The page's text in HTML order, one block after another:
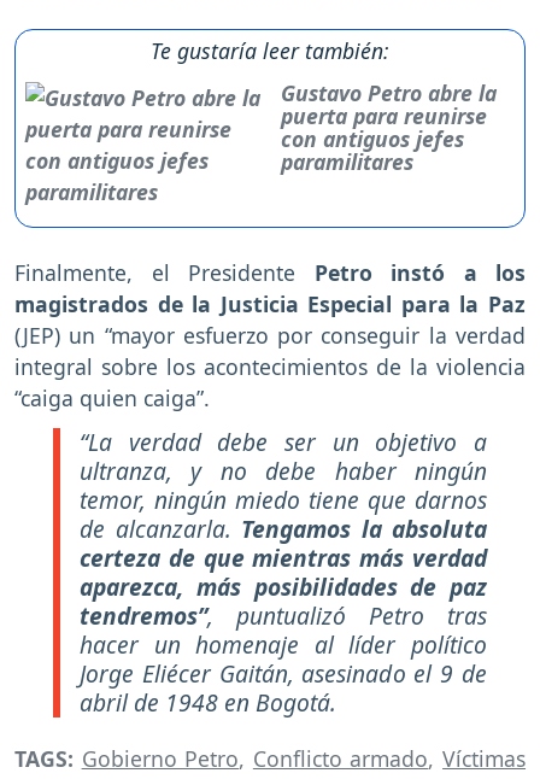
Te gustaría leer también:
Gustavo Petro abre la
puerta para reunirse
con antiguos jefes
paramilitares
Finalmente, el Presidente Petro instó a los
magistrados de la Justicia Especial para la Paz
(JEP) un “mayor esfuerzo por conseguir la verdad
integral sobre los acontecimientos de la violencia
“caiga quien caiga”.
“La verdad debe ser un objetivo a
ultranza, y no debe haber ningún
temor, ningún miedo tiene que darnos
de alcanzarla. Tengamos la absoluta
certeza de que mientras más verdad
aparezca, más posibilidades de paz
tendremos”, puntualizó Petro tras
hacer un homenaje al líder político
Jorge Eliécer Gaitán, asesinado el 9 de
abril de 1948 en Bogotá.
TAGS: Gobierno Petro, Conflicto armado,Víctimas